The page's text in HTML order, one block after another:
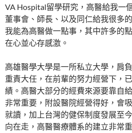
VA Hospital留學研究，高醫給我一
董事會、師長、以及同仁給我很多
我能為高醫做一點事，其中許多的
在心並心存感激。
高雄醫學大學是一所私立大學，肩
重責大任，在前輩的努力經營下，
績。高醫大部分的經費來源要靠自
非常重要，附設醫院經營得好，會
就讀，加上台灣的健保制度發展至
向在走，高醫醫療體系的建立非常